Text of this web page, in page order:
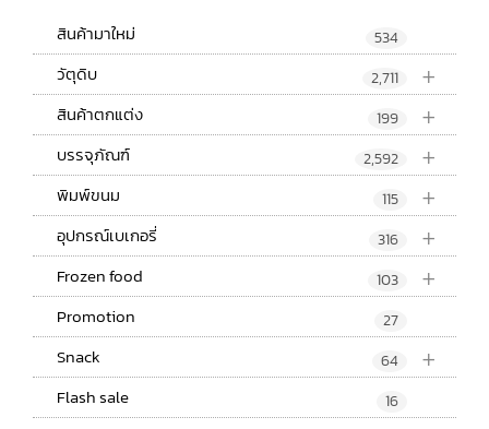
สินค้ามาใหม่ 534
+
วัตุดิบ 2,711
+
สินค้าตกแต่ง 199
+
บรรจุภัณฑ์ 2,592
+
พิมพ์ขนม 115
+
อุปกรณ์เบเกอรี่ 316
+
Frozen food 103
Promotion 27
+
Snack 64
Flash sale 16